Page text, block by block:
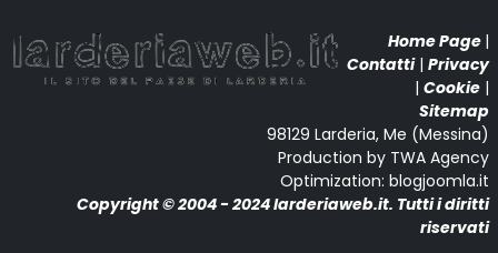
Home Page |
Contatti| Privacy
| Cookie |
Sitemap
98129 Larderia, Me (Messina)
Production by TWA Agency
Optimization: blogjoomla.it
Copyright © 2004 - 2024 larderiaweb.it. Tutti i diritti
riservati